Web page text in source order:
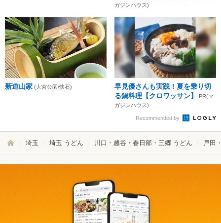
ガジンハウス)
新道山家 (大宮公園/懐石)
早見優さんも実践！夏を乗り切
る鍋料理【クロワッサン】
PR(マ
ガジンハウス)
Recommended by
埼玉 埼玉 うどん 川口・越谷・春日部・三郷 うどん 戸田